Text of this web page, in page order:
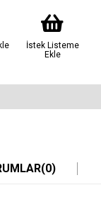
İstek Listeme
Ekle
(0)